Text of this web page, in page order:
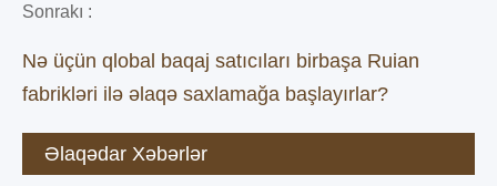
Sonrakı :
Nə üçün qlobal baqaj satıcıları birbaşa Ruian
fabrikləri ilə əlaqə saxlamağa başlayırlar?
Əlaqədar Xəbərlər